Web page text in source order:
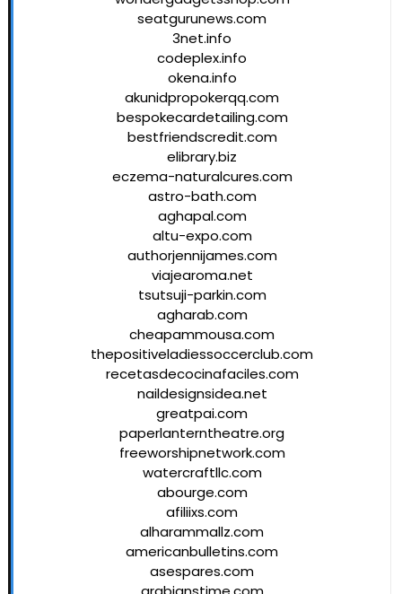
seatgurunews.com
3net.info
codeplex.info
okena.info
akunidpropokerqq.com
bespokecardetailing.com
bestfriendscredit.com
elibrary.biz
eczema-naturalcures.com
astro-bath.com
aghapal.com
altu-expo.com
authorjennijames.com
viajearoma.net
tsutsuji-parkin.com
agharab.com
cheapammousa.com
thepositiveladiessoccerclub.com
recetasdecocinafaciles.com
naildesignsidea.net
greatpai.com
paperlanterntheatre.org
freeworshipnetwork.com
watercraftllc.com
abourge.com
afiliixs.com
alharammallz.com
americanbulletins.com
asespares.com